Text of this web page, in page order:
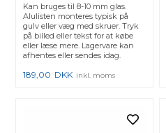
Kan bruges til 8-10 mm glas.
Alulisten monteres typisk på
gulv eller væg med skruer. Tryk
på billed eller tekst for at købe
eller læse mere. Lagervare kan
afhentes eller sendes idag.
189,00 DKK inkl. moms